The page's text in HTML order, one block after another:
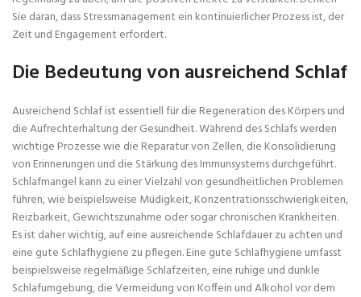
Sie daran, dass Stressmanagement ein kontinuierlicher Prozess ist, der
Zeit und Engagement erfordert.
Die Bedeutung von ausreichend Schlaf
Ausreichend Schlaf ist essentiell für die Regeneration des Körpers und
die Aufrechterhaltung der Gesundheit. Während des Schlafs werden
wichtige Prozesse wie die Reparatur von Zellen, die Konsolidierung
von Erinnerungen und die Stärkung des Immunsystems durchgeführt.
Schlafmangel kann zu einer Vielzahl von gesundheitlichen Problemen
führen, wie beispielsweise Müdigkeit, Konzentrationsschwierigkeiten,
Reizbarkeit, Gewichtszunahme oder sogar chronischen Krankheiten.
Es ist daher wichtig, auf eine ausreichende Schlafdauer zu achten und
eine gute Schlafhygiene zu pflegen. Eine gute Schlafhygiene umfasst
beispielsweise regelmäßige Schlafzeiten, eine ruhige und dunkle
Schlafumgebung, die Vermeidung von Koffein und Alkohol vor dem